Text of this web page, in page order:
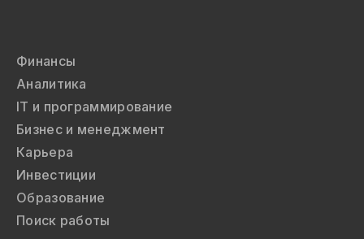
Финансы
Аналитика
IT и программирование
Бизнес и менеджмент
Карьера
Инвестиции
Образование
Поиск работы